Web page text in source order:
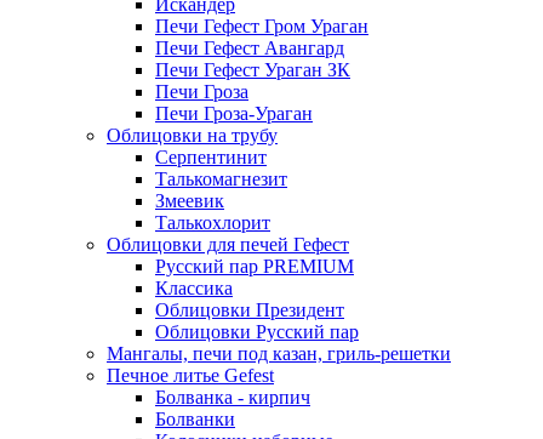
Искандер
Печи Гефест Гром Ураган
Печи Гефест Авангард
Печи Гефест Ураган ЗК
Печи Гроза
Печи Гроза-Ураган
Облицовки на трубу
Серпентинит
Талькомагнезит
Змеевик
Талькохлорит
Облицовки для печей Гефест
Русский пар PREMIUM
Классика
Облицовки Президент
Облицовки Русский пар
Мангалы, печи под казан, гриль-решетки
Печное литье Gefest
Болванка - кирпич
Болванки